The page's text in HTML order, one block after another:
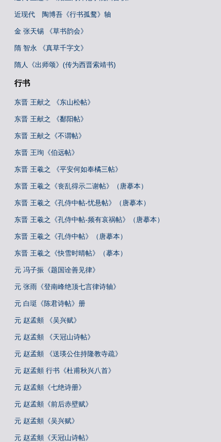
近现代 陶博吾《行书孤鹜》轴
金 张天锡 《草书韵会》
隋 智永 《真草千字文》
隋人《出师颂》(传为西晋索靖书)
行书
东晋 王献之 《东山松帖》
东晋 王献之 《鄱阳帖》
东晋 王献之《不谓帖》
东晋 王珣《伯远帖》
东晋 王羲之 《平安何如奉橘三帖》
东晋 王羲之《丧乱得示二谢帖》（唐摹本）
东晋 王羲之《孔侍中帖-忧悬帖》（唐摹本）
东晋 王羲之《孔侍中帖-频有哀祸帖》（唐摹本）
东晋 王羲之《孔侍中帖》（唐摹本）
东晋 王羲之《快雪时晴帖》（摹本）
元 冯子振《题国诠善见律》
元 张雨《登南峰绝顶七言律诗轴》
元 白珽《陈君诗帖》册
元 赵孟頫 《吴兴赋》
元 赵孟頫 《天冠山诗帖》
元 赵孟頫 《送瑛公住持隆教寺疏》
元 赵孟頫 行书《杜甫秋兴八首》
元 赵孟頫《七绝诗册》
元 赵孟頫《前后赤壁赋》
元 赵孟頫《吴兴赋》
元 赵孟頫《天冠山诗帖》